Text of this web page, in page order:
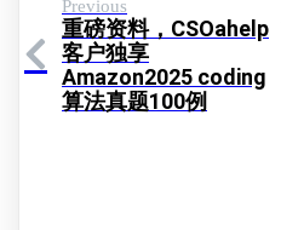
Previous
重磅资料，CSOahelp
客户独享
Amazon2025 coding
算法真题100例